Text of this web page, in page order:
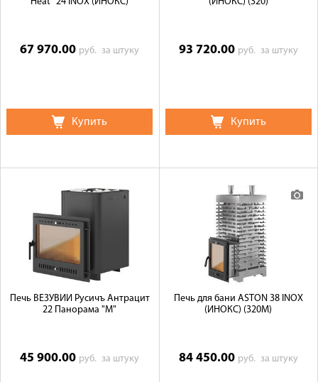
67 970.00 руб.за штуку
Купить
93 720.00 руб. за штуку
Купить
Печь ВЕЗУВИЙ Русичъ Антрацит
22 Панорама "М"
45 900.00 руб.за штуку
Печь для бани ASTON 38 INOX
(ИНОКС) (320М)
84 450.00 руб. за штуку